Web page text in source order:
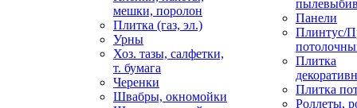
мешки, поролон
Плитка (газ, эл.)
Урны
Хоз. тазы, салфетки,
т. бумага
Черенки
Швабры, окномойки
Панели
Плинтус/
Плитка
Плитка
Роллеты,